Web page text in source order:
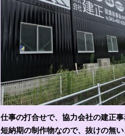
仕事の打合せで、協力会社の建正
短納期の制作物なので、抜けの無